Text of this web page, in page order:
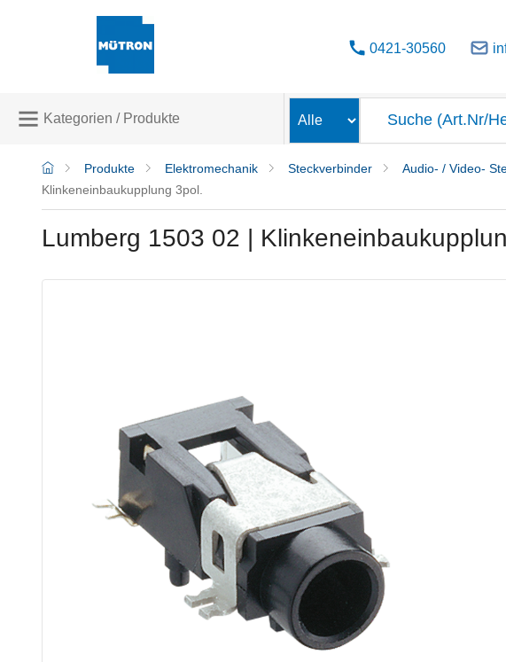
0421-30560
Kategorien / Produkte
Zurück
Klinkensteckverbinder (50)
Produkte Elektromechanik Steckverbinder Audio- / Video-
Klinkeneinbaukupplung 3pol.
Lumberg 1503 02 |